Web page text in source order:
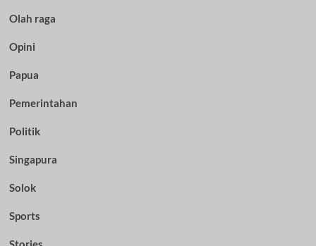
Olah raga
Opini
Papua
Pemerintahan
Politik
Singapura
Solok
Sports